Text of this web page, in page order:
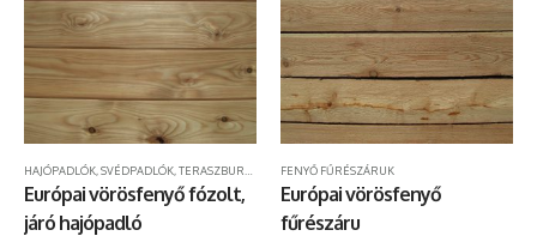
Európai vörösfenyő fózolt,
járó hajópadló
FENYŐ FŰRÉSZÁRUK
Európai vörösfenyő
fűrészáru